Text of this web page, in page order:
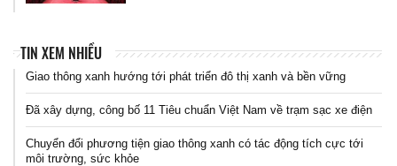
TIN XEM NHIỀU
Giao thông xanh hướng tới phát triển đô thị xanh và bền vững
Đã xây dựng, công bố 11 Tiêu chuẩn Việt Nam về trạm sạc xe điện
Chuyển đổi phương tiện giao thông xanh có tác động tích cực tới
môi trường, sức khỏe